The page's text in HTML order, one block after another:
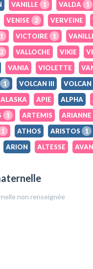
VANILLE 1 VALDA 1
VENISE 2 VERVEINE
1 VICTOIRE 1
2 VALLOCHE VIKIE
VANIA VIOLETTE
1 VOLCAN III VOLCAN
ALASKA APIE ALPHA
1 ARTEMIS ARIANNE
1 ATHOS ARISTOS
1
ARION ALTESSE
non renseignée